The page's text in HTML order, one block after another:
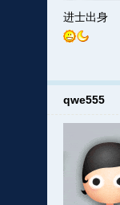
进士出身
qwe555